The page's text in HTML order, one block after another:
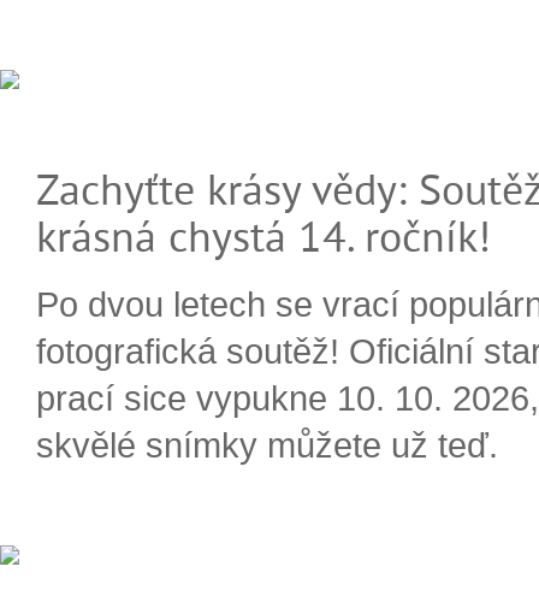
Zachyťte krásy vědy:
krásná chystá 14. ročník!
Po dvou letech se vrací
fotografická soutěž! Oficiální
prací sice vypukne 10. 10.
skvělé snímky můžete už teď.